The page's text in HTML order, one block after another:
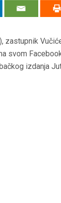
zastupnik
svom
izdanja